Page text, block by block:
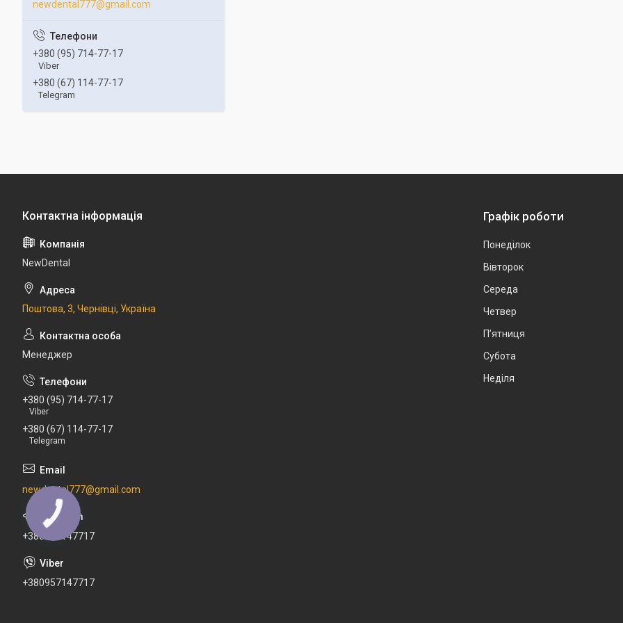
newdental777@gmail.com
+380 (95) 714-77-17
Viber
+380 (67) 114-77-17
Telegram
NewDental
Поштова, 3, Чернівці, Україна
Менеджер
+380 (95) 714-77-17
Viber
+380 (67) 114-77-17
Telegram
newdental777@gmail.com
+380671147717
+380957147717
Графік роботи
Понеділок
Вівторок
Середа
Четвер
Пʼятниця
Субота
Неділя